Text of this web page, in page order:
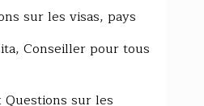
sur les visas, pays
Conseiller pour tous
Questions sur les